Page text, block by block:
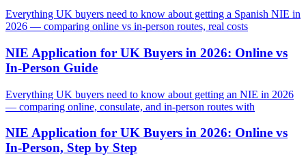
Everything UK buyers need to know about getting a Spanish NIE in
2026 — comparing online vs in-person routes, real costs
NIE Application for UK Buyers in 2026: Online vs
In-Person Guide
Everything UK buyers need to know about getting an NIE in 2026
— comparing online, consulate, and in-person routes with
NIE Application for UK Buyers in 2026: Online vs
In-Person, Step by Step